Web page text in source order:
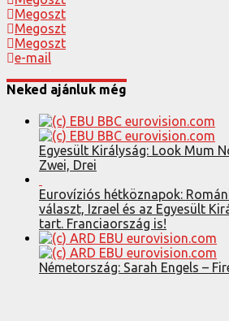
Megoszt
Megoszt
Megoszt
e-mail
Neked ajánluk még
Egyesült Királyság: Look Mum
Zwei, Drei
Eurovíziós hétköznapok:
választ, Izrael és az Egyesült
tart. Franciaország is!
Németország: Sarah Engels –